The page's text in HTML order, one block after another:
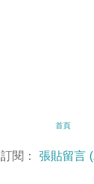
首頁
訂閱：張貼留言